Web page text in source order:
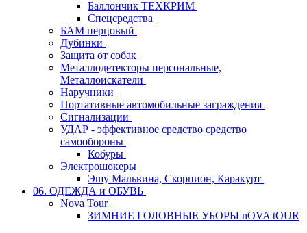
Баллончик ТЕХКРИМ
Спецсредства
БАМ перцовый
Дубинки
Защита от собак
Металлодетекторы персональные,
Металлоискатели
Наручники
Портативные автомобильные заграждения
Сигнализации
УДАР - эффективное средство средство
самообороны
Кобуры
Электрошокеры
Эшу Мальвина, Скорпион, Каракурт
06. ОДЕЖДА и ОБУВЬ
Nova Tour
ЗИМНИЕ ГОЛОВНЫЕ УБОРЫ nOVA tOUR